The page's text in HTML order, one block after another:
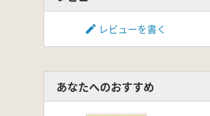
コラム 常呂研究室草
コラム 常呂実習施設
コラム 常呂実習施設
コラム 二〇〇〇年代
コラム 常呂実習で学
レビューを書く
あなたへのおすすめ